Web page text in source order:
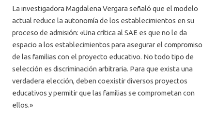
La investigadora Magdalena Vergara señaló que el modelo
actual reduce la autonomía de los establecimientos en su
proceso de admisión: «Una crítica al SAE es que no le da
espacio a los establecimientos para asegurar el compromiso
de las familias con el proyecto educativo. No todo tipo de
selección es discriminación arbitraria. Para que exista una
verdadera elección, deben coexistir diversos proyectos
educativos y permitir que las familias se comprometan con
ellos.»